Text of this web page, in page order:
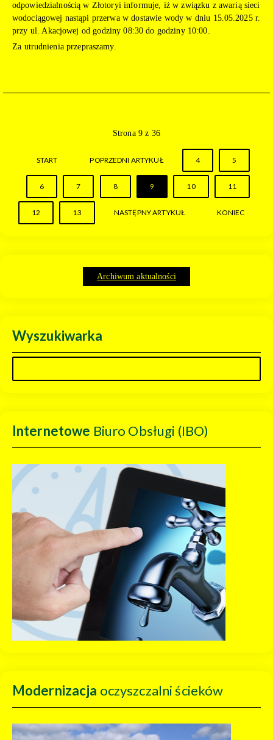
odpowiedzialnością w Złotoryi informuje, iż w związku z awarią sieci
wodociągowej nastąpi przerwa w dostawie wody w dniu 15.05.2025 r.
przy ul. Akacjowej od godziny 08:30 do godziny 10:00.
Za utrudnienia przepraszamy.
Strona 9 z 36
START POPRZEDNI ARTYKUŁ 4 5
6 7 8 9 10 11
12 13 NASTĘPNY ARTYKUŁ KONIEC
Archiwum aktualności
Wyszukiwarka
Internetowe Biuro Obsługi (IBO)
Modernizacja oczyszczalni ścieków